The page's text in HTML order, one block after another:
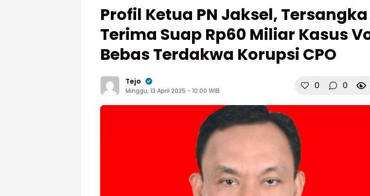
Profil Ketua PN Jaksel, Tersangka
Terima Suap Rp60 Miliar Kasus
Bebas Terdakwa Korupsi CPO
Tejo
Minggu, 13 April 2025 - 10:00 WIB 0 0